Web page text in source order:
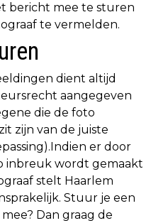
bericht mee te sturen
te vermelden.
dient altijd
aangegeven
die de foto
zijn van de juiste
er door
inbreuk wordt gemaakt
stelt Haarlem
Stuur je een
Dan graag de